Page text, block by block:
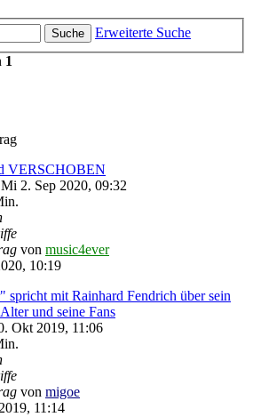
Suche
Erweiterte Suche
1
VERSCHOBEN
Mi 2. Sep 2020, 09:32
von music4ever
10:19
spricht mit Rainhard Fendrich über sein
und seine Fans
Okt 2019, 11:06
von migoe
11:14